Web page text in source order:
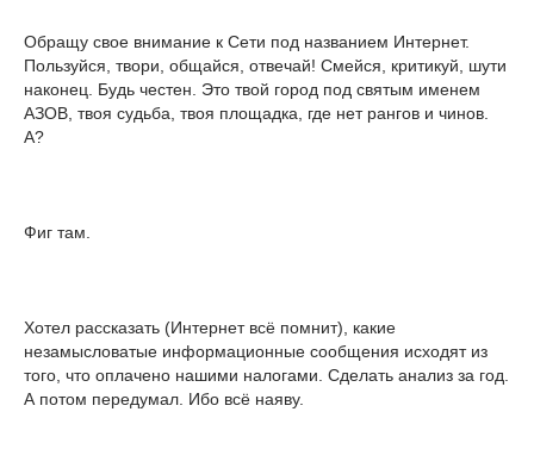
Обращу свое внимание к Сети под названием Интернет.
Пользуйся, твори, общайся, отвечай! Смейся, критикуй, шути
наконец. Будь честен. Это твой город под святым именем
АЗОВ, твоя судьба, твоя площадка, где нет рангов и чинов.
А?
Фиг там.
Хотел рассказать (Интернет всё помнит), какие
незамысловатые информационные сообщения исходят из
того, что оплачено нашими налогами. Сделать анализ за год.
А потом передумал. Ибо всё наяву.